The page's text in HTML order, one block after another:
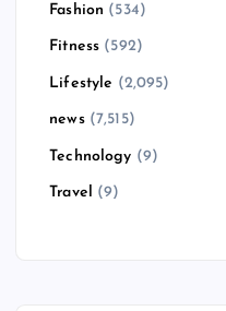
Fashion (534)
Fitness (592)
Lifestyle (2,095)
news(7,515)
Technology (9)
Travel (9)